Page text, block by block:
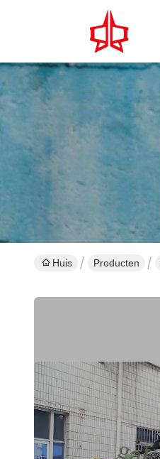
Huis Producten